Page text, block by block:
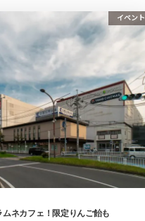
イベント
ムネカフェ！限定りんご飴も